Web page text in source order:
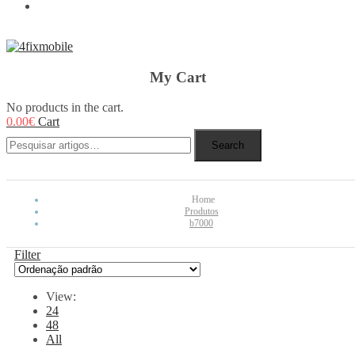
My Cart
No products in the cart.
0.00€ Cart
Search
Home
Produtos
b7000
Filter
View:
24
48
All